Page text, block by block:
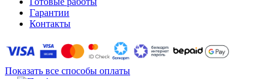
Гарантии
Контакты
Показать все способы оплаты